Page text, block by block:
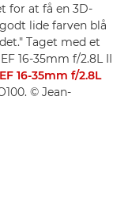
for at få en 3D-
lide farven blå
Taget med et
16-35mm f/2.8L II
16-35mm f/2.8L
© Jean-